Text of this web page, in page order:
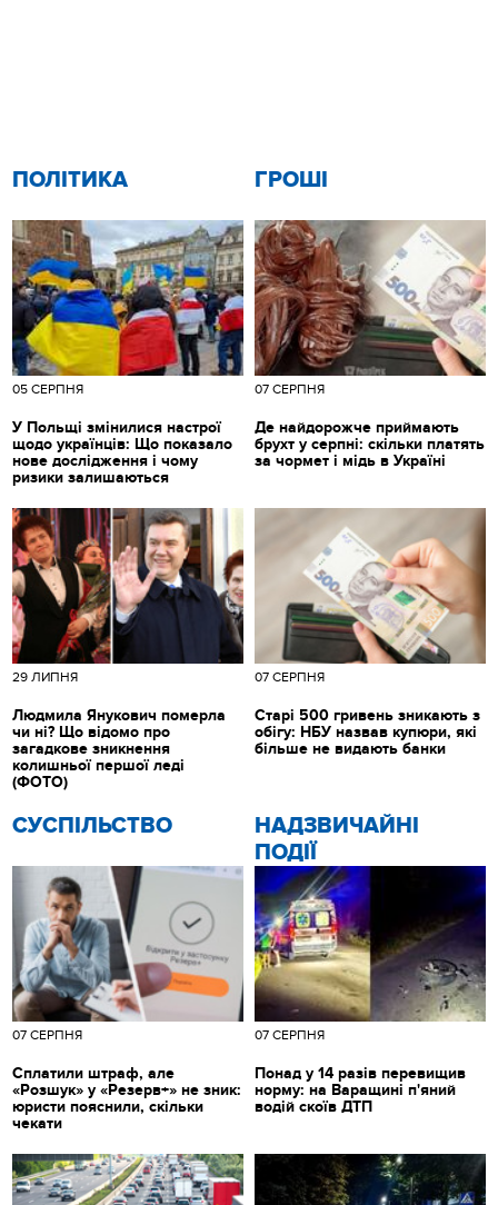
ПОЛІТИКА
05 СЕРПНЯ
У Польщі змінилися настрої
щодо українців: Що показало
нове дослідження і чому
ризики залишаються
ГРОШІ
07 СЕРПНЯ
Де найдорожче приймають
брухт у серпні: скільки платять
за чормет і мідь в Україні
CУСПІЛЬСТВО
07 СЕРПНЯ
Сплатили штраф, але
«Розшук» у «Резерв+» не зник:
юристи пояснили, скільки
чекати
НАДЗВИЧАЙНІ
ПОДІЇ
07 СЕРПНЯ
Понад у 14 разів перевищив
норму: на Варащині п'яний
водій скоїв ДТП
29 ЛИПНЯ
Людмила Янукович померла
чи ні? Що відомо про
загадкове зникнення
колишньої першої леді
(ФОТО)
07 СЕРПНЯ
Старі 500 гривень зникають з
обігу: НБУ назвав купюри, які
більше не видають банки